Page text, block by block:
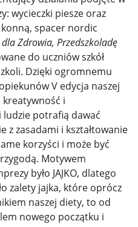
wycieczki piesze oraz
spacer nordic
dla Zdrowia, Przedszkoladę
do uczniów szkół
Dzięki ogromnemu
V edycja naszej
kreatywność i
ludzie potrafią dawać
z zasadami i kształtowanie
korzyści i może być
Motywem
było JAJKO, dlatego
zalety jajka, które oprócz
naszej diety, to od
nowego początku i